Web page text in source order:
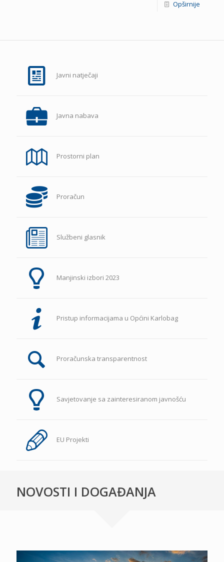
Opširnije
Javni natječaji
Javna nabava
Prostorni plan
Proračun
Službeni glasnik
Manjinski izbori 2023
Pristup informacijama u Općini Karlobag
Proračunska transparentnost
Savjetovanje sa zainteresiranom javnošću
EU Projekti
NOVOSTI I DOGAĐANJA